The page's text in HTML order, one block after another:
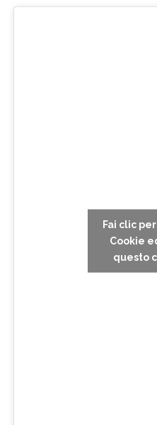
Fai clic
Cookie
questo